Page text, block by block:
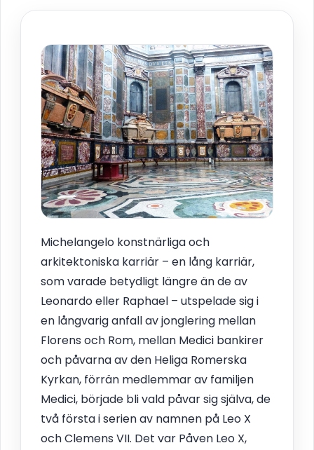
Michelangelo konstnärliga och
arkitektoniska karriär – en lång karriär,
som varade betydligt längre än de av
Leonardo eller Raphael – utspelade sig i
en långvarig anfall av jonglering mellan
Florens och Rom, mellan Medici bankirer
och påvarna av den Heliga Romerska
Kyrkan, förrän medlemmar av familjen
Medici, började bli vald påvar sig själva, de
två första i serien av namnen på Leo X
och Clemens VII. Det var Påven Leo X,